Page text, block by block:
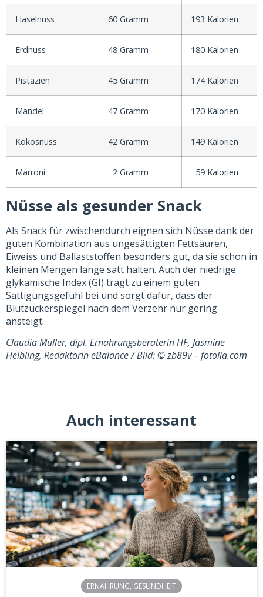
Haselnuss 60 Gramm 193 Kalorien
Erdnuss 48 Gramm 180 Kalorien
Pistazien 45 Gramm 174 Kalorien
Mandel 47 Gramm 170 Kalorien
Kokosnuss 42 Gramm 149 Kalorien
Marroni 2 Gramm 59 Kalorien
Nüsse als gesunder Snack
Als Snack für zwischendurch eignen sich Nüsse dank der
guten Kombination aus ungesättigten Fettsäuren,
Eiweiss und Ballaststoffen besonders gut, da sie schon in
kleinen Mengen lange satt halten. Auch der niedrige
glykämische Index (GI) trägt zu einem guten
Sättigungsgefühl bei und sorgt dafür, dass der
Blutzuckerspiegel nach dem Verzehr nur gering
ansteigt.
Claudia Müller, dipl. Ernährungsberaterin HF, Jasmine
Helbling, Redaktorin eBalance / Bild: © zb89v – fotolia.com
Auch interessant
ERNÄHRUNG, GESUNDHEIT